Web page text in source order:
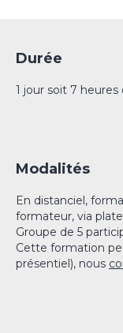
Durée
1 jour soit 7 heures
Modalités
En distanciel,
formateur, via
Groupe de 5
Cette formation
présentiel), nous